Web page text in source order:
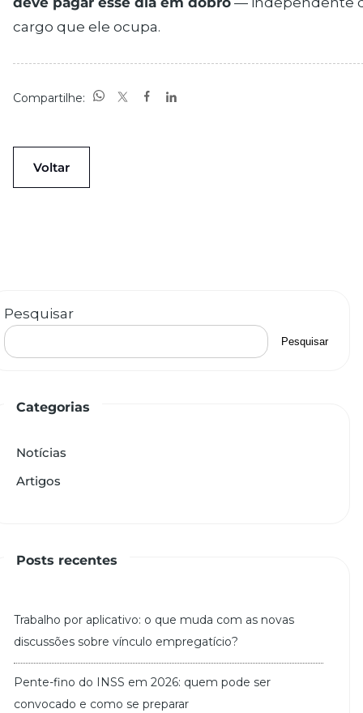
cargo que ele ocupa.
Compartilhe:
Voltar
Pesquisar
Pesquisar
Categorias
Notícias
Artigos
Posts recentes
Trabalho por aplicativo: o que muda com as novas
discussões sobre vínculo empregatício?
Pente-fino do INSS em 2026: quem pode ser
convocado e como se preparar